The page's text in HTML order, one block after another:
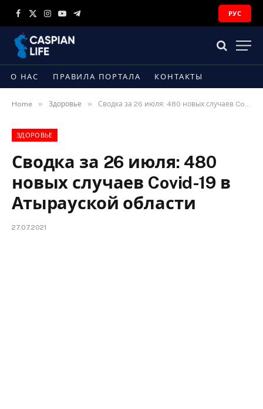
Facebook
X
Instagram
YouTubeTelegram
РУС
О НАС ПРАВИЛА ПОРТАЛА КОНТАКТЫ
Home » Здоровье » Сводка за 26 июля: 480 новых случаев Covid-19 в Атырауской области
ЗДОРОВЬЕ
Сводка за 26 июля: 480
новых случаев Covid-19 в
Атырауской области
27.07.2021